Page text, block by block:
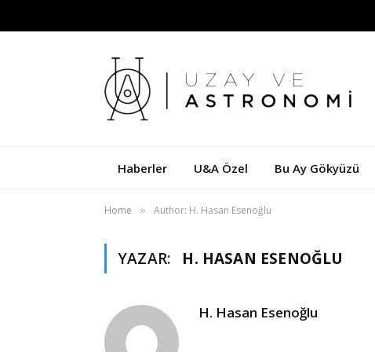
Haberler U&A Özel Bu Ay Gökyüzü
Home » Author: H. Hasan Esenoğlu
YAZAR: H. HASAN ESENOĞLU
H. Hasan Esenoğlu